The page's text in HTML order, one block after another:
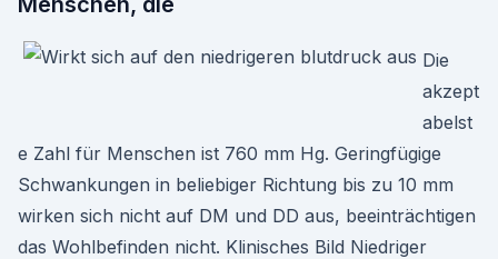
Die
akzept
abelst
e Zahl für Menschen ist 760 mm Hg. Geringfügige
Schwankungen in beliebiger Richtung bis zu 10 mm
wirken sich nicht auf DM und DD aus, beeinträchtigen
das Wohlbefinden nicht. Klinisches Bild Niedriger